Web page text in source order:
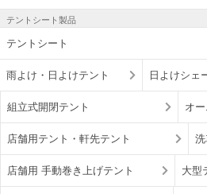
テントシート製品
テントシート
雨よけ・日よけテント 日よけシェ
組立式開閉テント オ
店舗用テント・軒先テント
店舗用 手動巻き上げテント 大型